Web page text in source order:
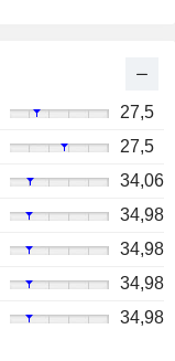
27,5
27,5
34,06
34,98
34,98
34,98
34,98